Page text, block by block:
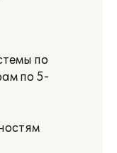
по
по 5-